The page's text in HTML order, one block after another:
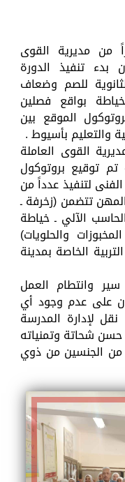
من مديرية القوى
بدء تنفيذ الدورة
للصم وضعاف
بواقع فصلين
البروتوكول الموقع بين
والتعليم بأسيوط .
القوى العاملة
تم توقيع بروتوكول
لتنفيذ عدداً من
تتضمن (زخرفة ـ
الآلي ـ خياطة
والحلويات)
الخاصة بمدينة
وانتطام العمل
على عدم وجود أي
لإدارة المدرسة
حسن شحاتة وتمنياته
من الجنسين من ذوي